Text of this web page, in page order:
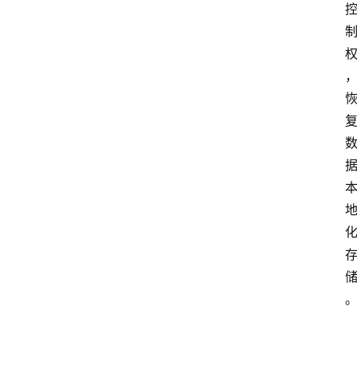
控
制
权
，
恢
复
数
据
本
地
化
存
储
。